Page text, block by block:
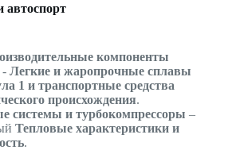
автоспорт
компоненты
- Легкие и жаропрочные сплавы
1 и транспортные средства
происхождения.
системы и турбокомпрессоры –
Тепловые характеристики и
.